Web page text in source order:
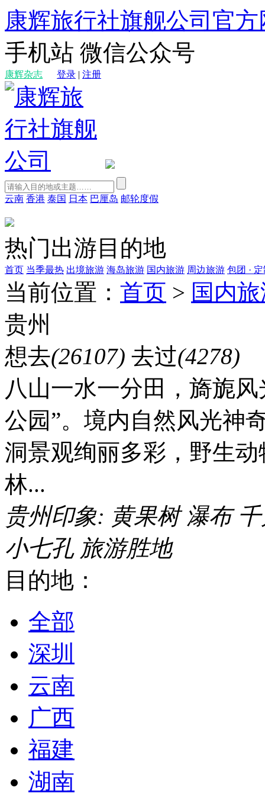
康辉旅行社旗舰公司官方
手机站 微信公众号
康辉杂志 登录 | 注册
云南 香港 泰国 日本 巴厘岛 邮轮度假
热门出游目的地
首页 当季最热 出境旅游 海岛旅游 国内旅游 周边旅游 包团 ·
当前位置： 首页 > 国内
贵州
想去(26107) 去过(4278)
八山一水一分田，旖旎
公园”。境内自然风光神
洞景观绚丽多彩，野生
林...
贵州印象: 黄果树 瀑布
小七孔 旅游胜地
目的地：
全部
深圳
云南
广西
福建
湖南